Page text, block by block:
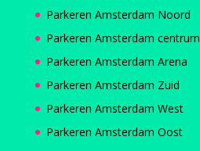
Parkeren Amsterdam Noord
Parkeren Amsterdam centrum
Parkeren Amsterdam Arena
Parkeren Amsterdam Zuid
Parkeren Amsterdam West
Parkeren Amsterdam Oost